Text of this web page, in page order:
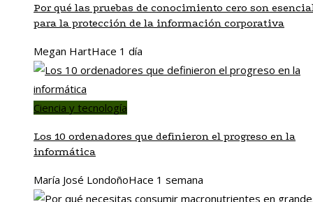
Por qué las pruebas de conocimiento cero son
para la protección de la información corporativa
Megan HartHace 1 día
Ciencia y tecnología
Los 10 ordenadores que definieron el progreso en la
informática
María José LondoñoHace 1 semana